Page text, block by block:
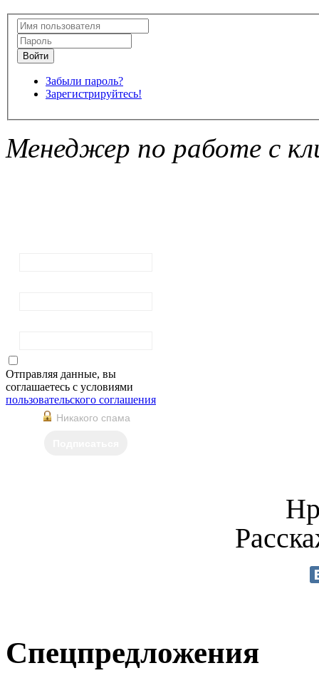
Забыли пароль?
Зарегистрируйтесь!
Менеджер по работе с
Отправляя данные, вы
соглашаетесь с условиями
пользовательского соглашения
Никакого спама
Спецпредложения